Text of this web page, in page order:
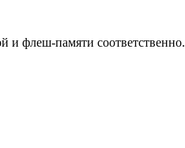
и флеш-памяти соответственно.